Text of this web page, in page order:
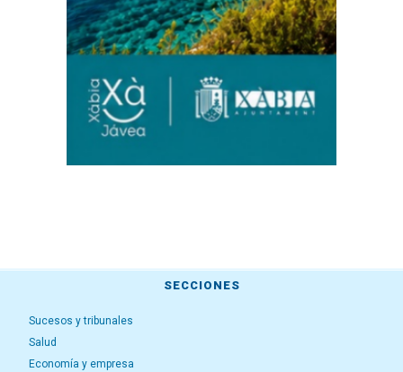
SECCIONES
Sucesos y tribunales
Salud
Economía y empresa